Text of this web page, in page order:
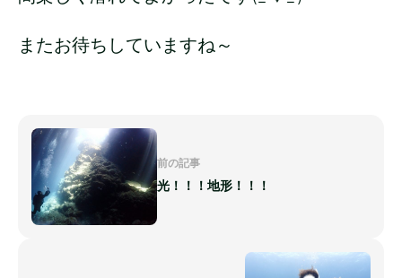
またお待ちしていますね～
前の記事
光！！！地形！！！